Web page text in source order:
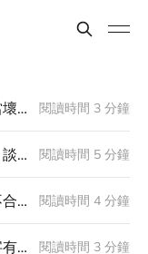
寫作練習｜這社會教我們去當壞人 閱讀時間 3 分鐘
寫作練習｜喜歡不要太過頭，談一場剛好就好的戀愛 閱讀時間 5 分鐘
寫作練習｜合理化你的各種不合理 閱讀時間 4 分鐘
寫作練習｜關於黃山料，文字有療癒的力量 閱讀時間 3 分鐘